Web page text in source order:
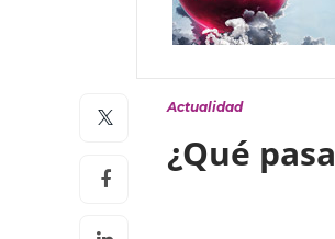
Actualidad
¿Qué